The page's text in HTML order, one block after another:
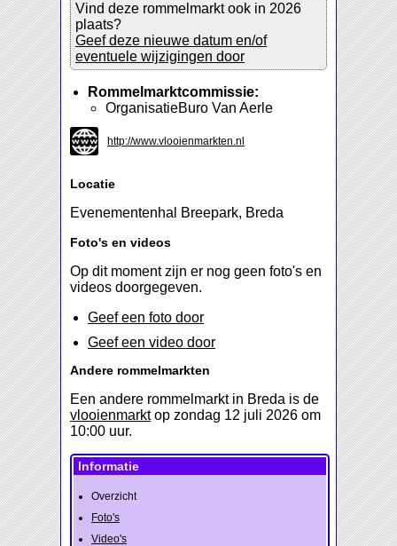
Vind deze rommelmarkt ook in 2026
plaats?
Geef deze nieuwe datum en/of
eventuele wijzigingen door
Rommelmarktcommissie:
OrganisatieBuro Van Aerle
http://www.vlooienmarkten.nl
Locatie
Evenementenhal Breepark, Breda
Foto's en videos
Op dit moment zijn er nog geen foto's en
videos doorgegeven.
Geef een foto door
Geef een video door
Andere rommelmarkten
Een andere rommelmarkt in Breda is de
vlooienmarktop zondag 12 juli 2026 om
10:00 uur.
Informatie
Overzicht
Foto's
Video's